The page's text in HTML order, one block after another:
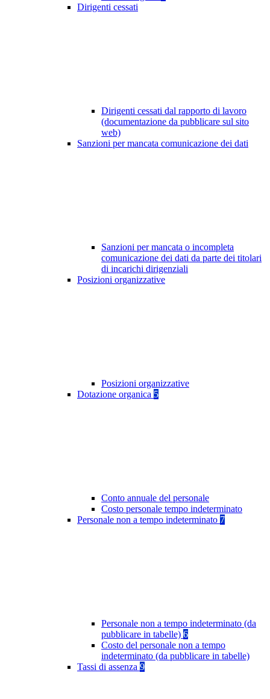
Dirigenti cessati
Dirigenti cessati dal rapporto di lavoro
(documentazione da pubblicare sul sito
web)
Sanzioni per mancata comunicazione dei dati
Sanzioni per mancata o incompleta
comunicazione dei dati da parte dei titolari
di incarichi dirigenziali
Posizioni organizzative
Posizioni organizzative
Dotazione organica 5
Conto annuale del personale
Costo personale tempo indeterminato
Personale non a tempo indeterminato 7
Personale non a tempo indeterminato (da
pubblicare in tabelle) 6
Costo del personale non a tempo
indeterminato (da pubblicare in tabelle)
Tassi di assenza 9